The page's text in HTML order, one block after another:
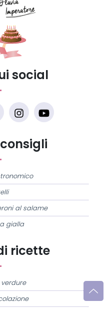
ricette
al salame
gialla
social